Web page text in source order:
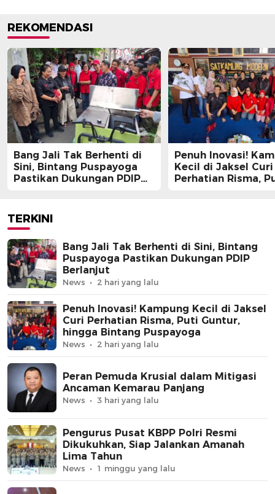
REKOMENDASI
Bang Jali Tak Berhenti di
Sini, Bintang Puspayoga
Pastikan Dukungan PDIP
Penuh Inovasi!
Kecil di Jaksel Curi
Perhatian Risma,
TERKINI
Bang Jali Tak Berhenti di Sini, Bintang
Puspayoga Pastikan Dukungan PDIP
Berlanjut
News 2 hari yang lalu
Penuh Inovasi! Kampung Kecil di Jaksel
Curi Perhatian Risma, Puti Guntur,
hingga Bintang Puspayoga
News 2 hari yang lalu
Peran Pemuda Krusial dalam Mitigasi
Ancaman Kemarau Panjang
News 3 hari yang lalu
Pengurus Pusat KBPP Polri Resmi
Dikukuhkan, Siap Jalankan Amanah
Lima Tahun
News 1 minggu yang lalu